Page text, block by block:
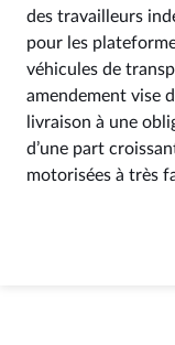
des travailleurs
pour les
véhicules de
amendement vise
livraison à une
d’une part
motorisées à très